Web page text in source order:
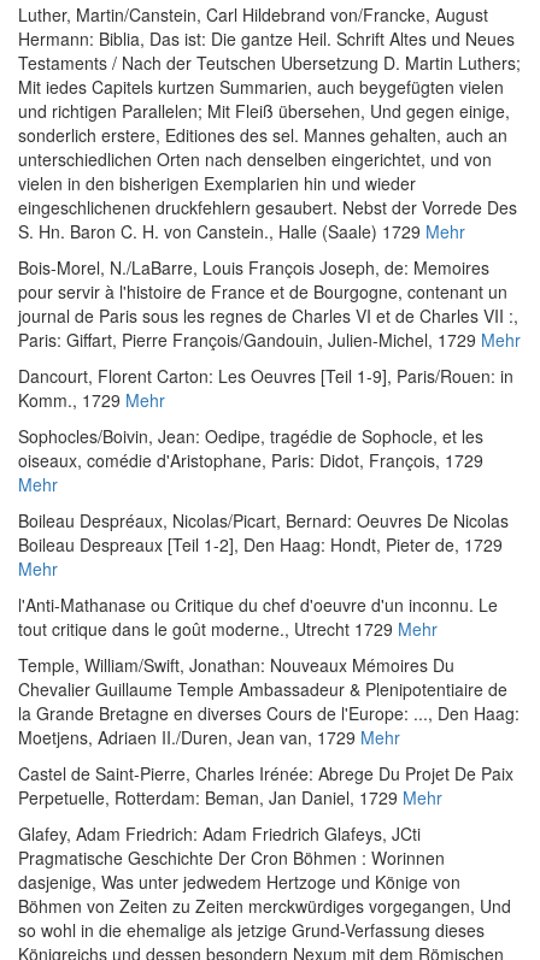
Luther, Martin/Canstein, Carl Hildebrand von/Francke, August
Hermann: Biblia, Das ist: Die gantze Heil. Schrift Altes und Neues
Testaments / Nach der Teutschen Ubersetzung D. Martin Luthers;
Mit iedes Capitels kurtzen Summarien, auch beygefügten vielen
und richtigen Parallelen; Mit Fleiß übersehen, Und gegen einige,
sonderlich erstere, Editiones des sel. Mannes gehalten, auch an
unterschiedlichen Orten nach denselben eingerichtet, und von
vielen in den bisherigen Exemplarien hin und wieder
eingeschlichenen druckfehlern gesaubert. Nebst der Vorrede Des
S. Hn. Baron C. H. von Canstein., Halle (Saale) 1729 Mehr
Bois-Morel, N./LaBarre, Louis François Joseph, de: Memoires
pour servir à l'histoire de France et de Bourgogne, contenant un
journal de Paris sous les regnes de Charles VI et de Charles VII :,
Paris: Giffart, Pierre François/Gandouin, Julien-Michel, 1729 Mehr
Dancourt, Florent Carton: Les Oeuvres [Teil 1-9], Paris/Rouen: in
Komm., 1729 Mehr
Sophocles/Boivin, Jean: Oedipe, tragédie de Sophocle, et les
oiseaux, comédie d'Aristophane, Paris: Didot, François, 1729
Mehr
Boileau Despréaux, Nicolas/Picart, Bernard: Oeuvres De Nicolas
Boileau Despreaux [Teil 1-2], Den Haag: Hondt, Pieter de, 1729
Mehr
l'Anti-Mathanase ou Critique du chef d'oeuvre d'un inconnu. Le
tout critique dans le goût moderne., Utrecht 1729 Mehr
Temple, William/Swift, Jonathan: Nouveaux Mémoires Du
Chevalier Guillaume Temple Ambassadeur & Plenipotentiaire de
la Grande Bretagne en diverses Cours de l'Europe: ..., Den Haag:
Moetjens, Adriaen II./Duren, Jean van, 1729 Mehr
Castel de Saint-Pierre, Charles Irénée: Abrege Du Projet De Paix
Perpetuelle, Rotterdam: Beman, Jan Daniel, 1729 Mehr
Glafey, Adam Friedrich: Adam Friedrich Glafeys, JCti
Pragmatische Geschichte Der Cron Böhmen : Worinnen
dasjenige, Was unter jedwedem Hertzoge und Könige von
Böhmen von Zeiten zu Zeiten merckwürdiges vorgegangen, Und
so wohl in die ehemalige als jetzige Grund-Verfassung dieses
Königreichs und dessen besondern Nexum mit dem Römischen